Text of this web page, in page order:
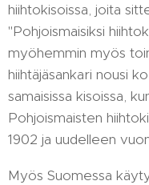
hiihtokisoissa, joita
"Pohjoismaisiksi
myöhemmin myös
hiihtäjäsankari nousi
samaisissa kisoissa,
Pohjoismaisten
1902 ja uudelleen
Myös Suomessa